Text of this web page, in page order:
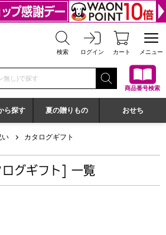
ットでお届け イオンショップ
検索 ログイン カート メニュー
を入力してください
商品番号検索
ら探す 夏の贈りもの おせち
い カタログギフト
ログギフト] 一覧